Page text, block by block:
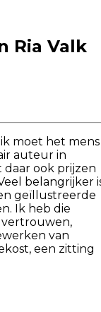
Ria Valk
moet het mens
auteur in
ook prijzen
belangrijker
geïllustreerde
Ik heb die
vertrouwen,
van
een zitting